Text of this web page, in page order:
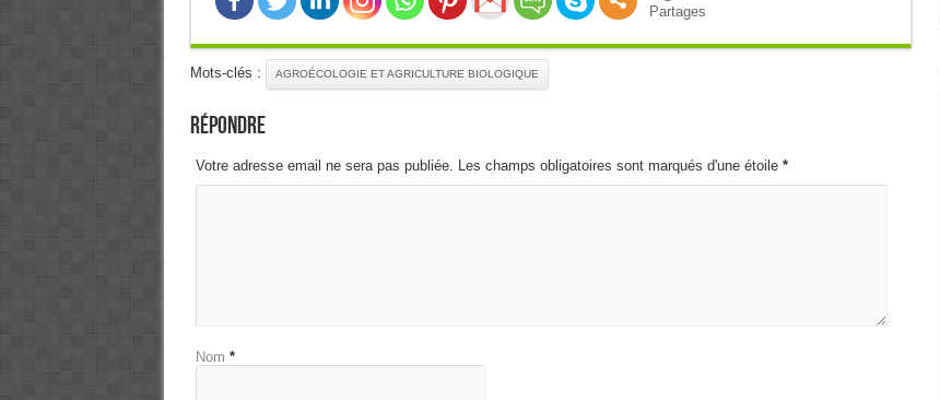
Partages
Mots-clés : AGROÉCOLOGIE ET AGRICULTURE BIOLOGIQUE
Répondre
Votre adresse email ne sera pas publiée. Les champs obligatoires sont marqués d'une étoile *
Nom *